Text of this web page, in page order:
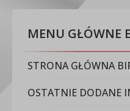
MENU GŁÓWNE
STRONA GŁÓWNA
OSTATNIE DODANE